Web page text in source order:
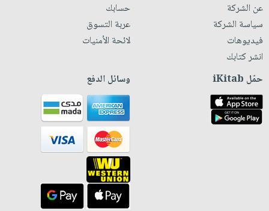
عن الشركة
سياسة الشركة
فيديوهات
انشر كتابك
حسابك
عربة التسوق
لائحة الأمنيات
حمّل iKitab وسائل الدفع